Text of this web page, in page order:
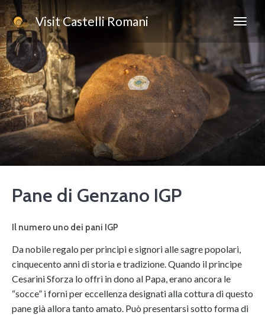
Visit Castelli Romani
Pane di Genzano IGP
Il numero uno dei pani IGP
Da nobile regalo per principi e signori alle sagre popolari,
cinquecento anni di storia e tradizione. Quando il principe
Cesarini Sforza lo offrì in dono al Papa, erano ancora le
“socce” i forni per eccellenza designati alla cottura di questo
pane già allora tanto amato. Può presentarsi sotto forma di